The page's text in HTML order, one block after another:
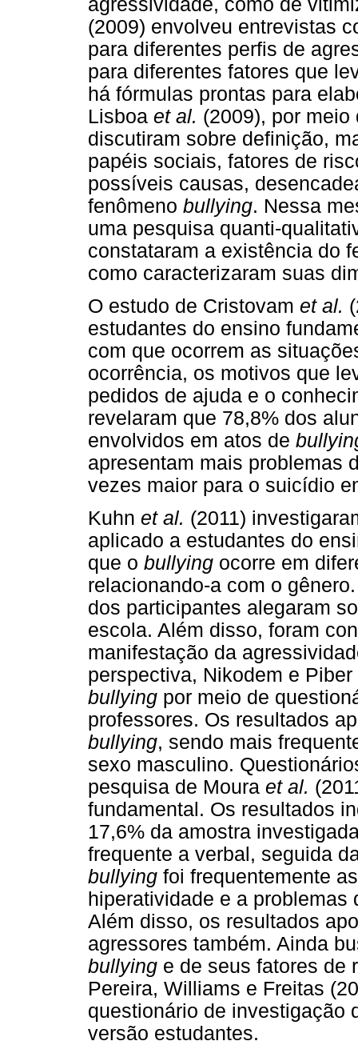
(2009) envolveu entrevistas
para diferentes perfis de
para diferentes fatores que
há fórmulas prontas para
Lisboa et al. (2009), por
discutiram sobre definição,
papéis sociais, fatores de
possíveis causas,
fenômeno bullying. Nessa
uma pesquisa quanti-
constataram a existência do
como caracterizaram suas
O estudo de Cristovam et al.
estudantes do ensino
com que ocorrem as
ocorrência, os motivos que
pedidos de ajuda e o
revelaram que 78,8% dos
envolvidos em atos de
apresentam mais problemas
vezes maior para o suicídio
Kuhn et al. (2011)
aplicado a estudantes do
que o bullying ocorre em
relacionando-a com o
dos participantes alegaram
escola. Além disso, foram
manifestação da
perspectiva, Nikodem e
bullying por meio de
professores. Os resultados
bullying, sendo mais
sexo masculino.
pesquisa de Moura et al.
fundamental. Os resultados
17,6% da amostra
frequente a verbal, seguida
bullying foi frequentemente
hiperatividade e a
Além disso, os resultados
agressores também. Ainda
bullying e de seus fatores de
Pereira, Williams e Freitas
questionário de investigação
versão estudantes.